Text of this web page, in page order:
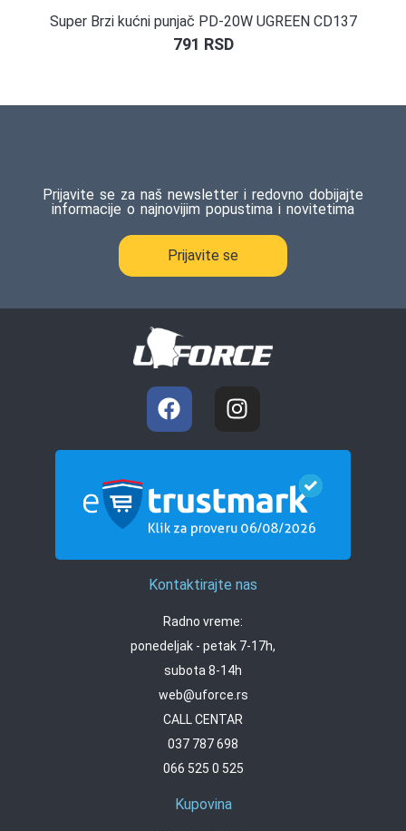
Super Brzi kućni punjač PD-20W UGREEN CD137
791 RSD
Prijavite se za naš newsletter i redovno dobijajte
informacije o najnovijim popustima i novitetima
Prijavite se
Kontaktirajte nas
Radno vreme:
ponedeljak - petak 7-17h,
subota 8-14h
web@uforce.rs
CALL CENTAR
037 787 698
066 525 0 525
Kupovina